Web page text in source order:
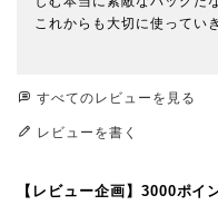
これからも大切に使ってい
すべてのレビューを見る
レビューを書く
【レビュー企画】3000ポイ